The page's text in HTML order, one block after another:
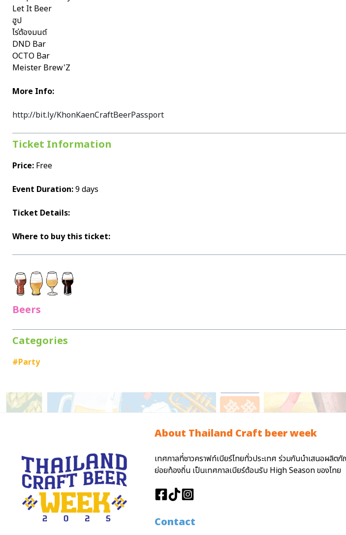
Let It Beer
ฮูป
ไร่ต้องมนต์
DND Bar
OCTO Bar
Meister Brew'Z
More Info:
http://bit.ly/KhonKaenCraftBeerPassport
Ticket Information
Price: Free
Event Duration:9 days
Ticket Details:
Where to buy this ticket:
Beers
Categories
#Party
About Thailand Craft beer week
เทศกาลที่ชาวคราฟท์เบียร์ไทยทั่วประเทศ ร่วมกันนำเสนอผลิ
ย่อยท้องถิ่น เป็นเทศกาลเบียร์ต้อนรับ High Season ของไทย
Contact